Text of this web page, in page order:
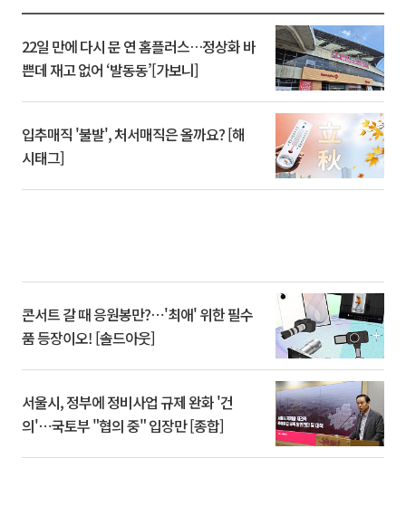
22일 만에 다시 문 연 홈플러스…정상화 바
쁜데 재고 없어 ‘발동동’[가보니]
입추매직 '불발', 처서매직은 올까요? [해
시태그]
콘서트 갈 때 응원봉만?⋯'최애' 위한 필수
품 등장이오! [솔드아웃]
서울시, 정부에 정비사업 규제 완화 '건
의'⋯국토부 "협의 중" 입장만 [종합]